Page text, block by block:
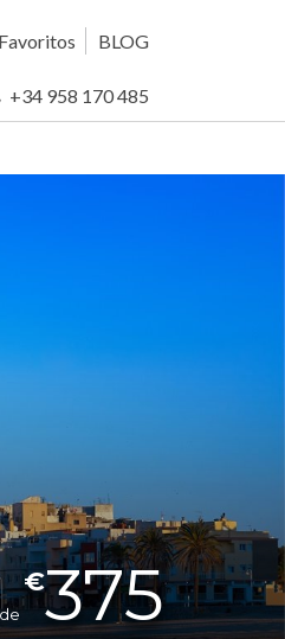
Favoritos BLOG
+34 958 170 485
€375